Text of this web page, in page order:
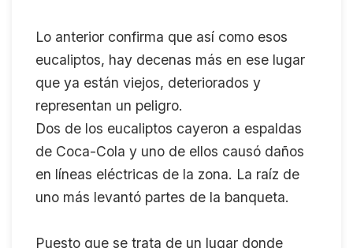
Lo anterior confirma que así como esos
eucaliptos, hay decenas más en ese lugar
que ya están viejos, deteriorados y
representan un peligro.
Dos de los eucaliptos cayeron a espaldas
de Coca-Cola y uno de ellos causó daños
en líneas eléctricas de la zona. La raíz de
uno más levantó partes de la banqueta.
Puesto que se trata de un lugar donde